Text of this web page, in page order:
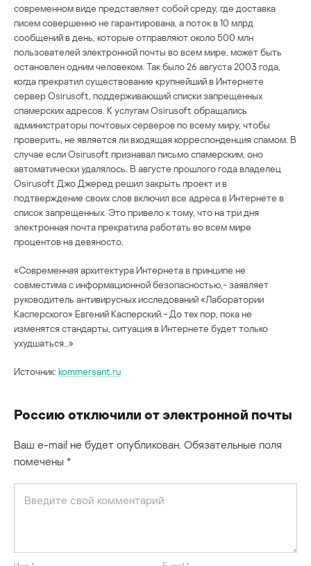
современном виде представляет собой среду, где доставка
писем совершенно не гарантирована, а поток в 10 млрд
сообщений в день, которые отправляют около 500 млн
пользователей электронной почты во всем мире, может быть
остановлен одним человеком. Так было 26 августа 2003 года,
когда прекратил существование крупнейший в Интернете
сервер Osirusoft, поддерживающий списки запрещенных
спамерских адресов. К услугам Osirusoft обращались
администраторы почтовых серверов по всему миру, чтобы
проверить, не является ли входящая корреспонденция спамом. В
случае если Osirusoft признавал письмо спамерским, оно
автоматически удалялось. В августе прошлого года владелец
Osirusoft Джо Джеред решил закрыть проект и в
подтверждение своих слов включил все адреса в Интернете в
список запрещенных. Это привело к тому, что на три дня
электронная почта прекратила работать во всем мире
процентов на девяносто.
«Современная архитектура Интернета в принципе не
совместима с информационной безопасностью,- заявляет
руководитель антивирусных исследований «Лаборатории
Касперского» Евгений Касперский.- До тех пор, пока не
изменятся стандарты, ситуация в Интернете будет только
ухудшаться…»
Источник: kommersant.ru
Россию отключили от электронной почты
Ваш e-mail не будет опубликован. Обязательные поля
помечены *